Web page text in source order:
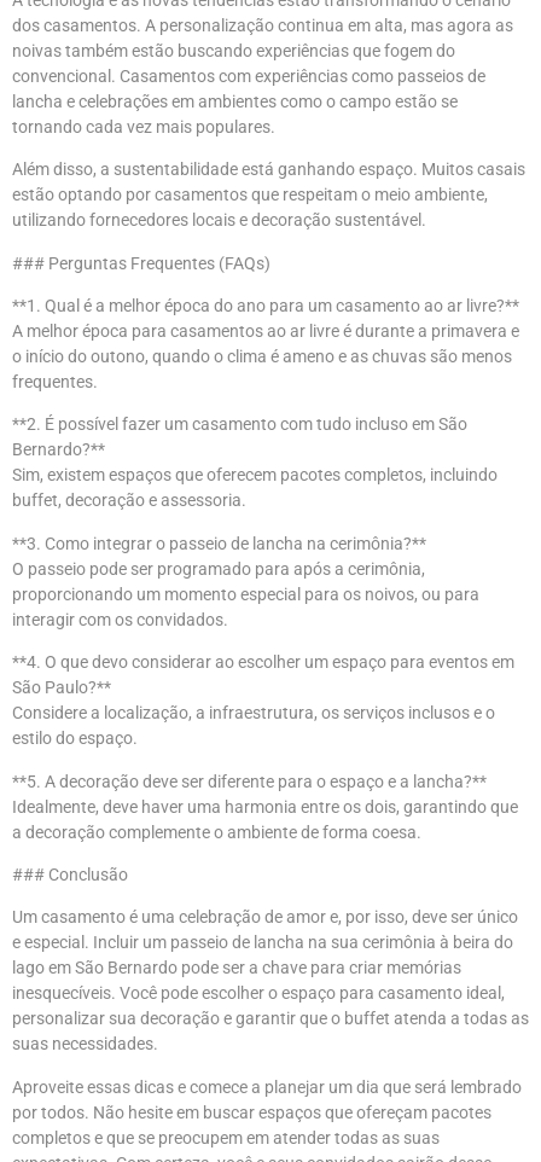
dos casamentos. A personalização continua em alta, mas agora as
noivas também estão buscando experiências que fogem do
convencional. Casamentos com experiências como passeios de
lancha e celebrações em ambientes como o campo estão se
tornando cada vez mais populares.
Além disso, a sustentabilidade está ganhando espaço. Muitos casais
estão optando por casamentos que respeitam o meio ambiente,
utilizando fornecedores locais e decoração sustentável.
### Perguntas Frequentes (FAQs)
**1. Qual é a melhor época do ano para um casamento ao ar livre?**
A melhor época para casamentos ao ar livre é durante a primavera e
o início do outono, quando o clima é ameno e as chuvas são menos
frequentes.
**2. É possível fazer um casamento com tudo incluso em São
Bernardo?**
Sim, existem espaços que oferecem pacotes completos, incluindo
buffet, decoração e assessoria.
**3. Como integrar o passeio de lancha na cerimônia?**
O passeio pode ser programado para após a cerimônia,
proporcionando um momento especial para os noivos, ou para
interagir com os convidados.
**4. O que devo considerar ao escolher um espaço para eventos em
São Paulo?**
Considere a localização, a infraestrutura, os serviços inclusos e o
estilo do espaço.
**5. A decoração deve ser diferente para o espaço e a lancha?**
Idealmente, deve haver uma harmonia entre os dois, garantindo que
a decoração complemente o ambiente de forma coesa.
### Conclusão
Um casamento é uma celebração de amor e, por isso, deve ser único
e especial. Incluir um passeio de lancha na sua cerimônia à beira do
lago em São Bernardo pode ser a chave para criar memórias
inesquecíveis. Você pode escolher o espaço para casamento ideal,
personalizar sua decoração e garantir que o buffet atenda a todas as
suas necessidades.
Aproveite essas dicas e comece a planejar um dia que será lembrado
por todos. Não hesite em buscar espaços que ofereçam pacotes
completos e que se preocupem em atender todas as suas